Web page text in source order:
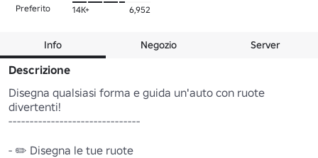
Preferito 14K+ 6,952
Info Negozio Server
Descrizione
Disegna qualsiasi forma e guida un'auto con ruote
divertenti!
-------------------------------
- ✏️ Disegna le tue ruote